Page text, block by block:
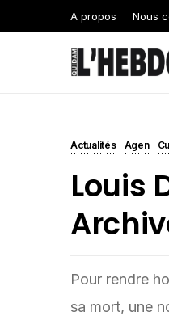
A propos Nous
Actualités Agen
Louis
Pour rendre
sa mort, une